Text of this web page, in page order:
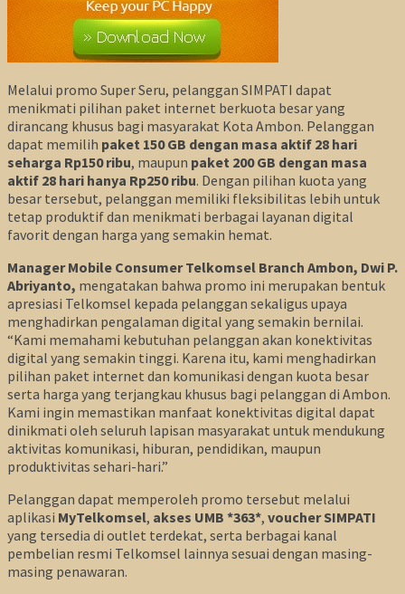
Melalui promo Super Seru, pelanggan SIMPATI dapat
menikmati pilihan paket internet berkuota besar yang
dirancang khusus bagi masyarakat Kota Ambon. Pelanggan
dapat memilih paket 150 GB dengan masa aktif 28 hari
seharga Rp150 ribu, maupun paket 200 GB dengan masa
aktif 28 hari hanya Rp250 ribu. Dengan pilihan kuota yang
besar tersebut, pelanggan memiliki fleksibilitas lebih untuk
tetap produktif dan menikmati berbagai layanan digital
favorit dengan harga yang semakin hemat.
Manager Mobile Consumer Telkomsel Branch Ambon, Dwi P.
Abriyanto, mengatakan bahwa promo ini merupakan bentuk
apresiasi Telkomsel kepada pelanggan sekaligus upaya
menghadirkan pengalaman digital yang semakin bernilai.
“Kami memahami kebutuhan pelanggan akan konektivitas
digital yang semakin tinggi. Karena itu, kami menghadirkan
pilihan paket internet dan komunikasi dengan kuota besar
serta harga yang terjangkau khusus bagi pelanggan di Ambon.
Kami ingin memastikan manfaat konektivitas digital dapat
dinikmati oleh seluruh lapisan masyarakat untuk mendukung
aktivitas komunikasi, hiburan, pendidikan, maupun
produktivitas sehari-hari.”
Pelanggan dapat memperoleh promo tersebut melalui
aplikasi MyTelkomsel, akses UMB *363*, voucher SIMPATI
yang tersedia di outlet terdekat, serta berbagai kanal
pembelian resmi Telkomsel lainnya sesuai dengan masing-
masing penawaran.